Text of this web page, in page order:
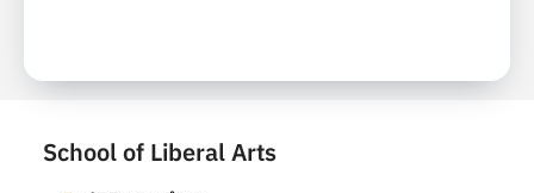
School of Liberal Arts